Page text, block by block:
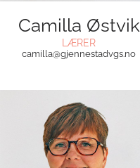
Camilla Østvik
LÆRER
camilla@gjennestadvgs.no